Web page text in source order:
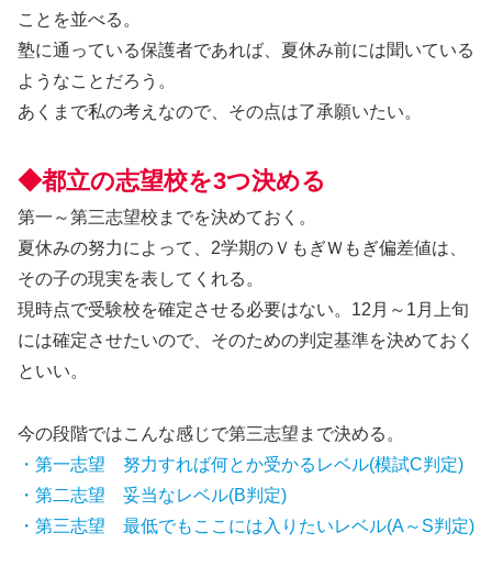
ことを並べる。
塾に通っている保護者であれば、夏休み前には聞いている
ようなことだろう。
あくまで私の考えなので、その点は了承願いたい。
◆都立の志望校を3つ決める
第一～第三志望校までを決めておく。
夏休みの努力によって、2学期のＶもぎＷもぎ偏差値は、
その子の現実を表してくれる。
現時点で受験校を確定させる必要はない。12月～1月上旬
には確定させたいので、そのための判定基準を決めておく
といい。
今の段階ではこんな感じで第三志望まで決める。
・第一志望 努力すれば何とか受かるレベル(模試C判定)
・第二志望 妥当なレベル(B判定)
・第三志望 最低でもここには入りたいレベル(A～S判定)